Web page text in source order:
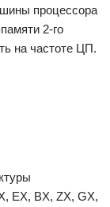
процессора
2-го
на частоте ЦП.
EX, BX, ZX, GX,